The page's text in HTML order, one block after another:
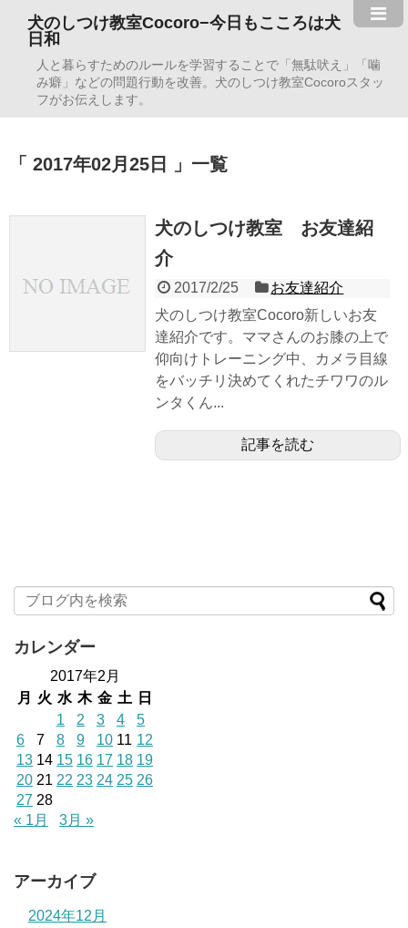
犬のしつけ教室Cocoro−今日もこころは犬
日和
人と暮らすためのルールを学習することで「無駄吠え」「噛
み癖」などの問題行動を改善。犬のしつけ教室Cocoroスタッ
フがお伝えします。
2017年02月25日 一覧
犬のしつけ教室 お友達紹
介
2017/2/25
お友達紹介
犬のしつけ教室Cocoro新しいお友
達紹介です。ママさんのお膝の上で
仰向けトレーニング中、カメラ目線
をバッチリ決めてくれたチワワのル
ンタくん...
記事を読む
カレンダー
2017年2月
月
火 水 木 金 土
日
1
2 3 4
5
6
7 8 9 10 11 12
13 14 15 16 17 18 19
20 21 22 23 24 25 26
27 28
« 1月
3月 »
アーカイブ
2024年12月